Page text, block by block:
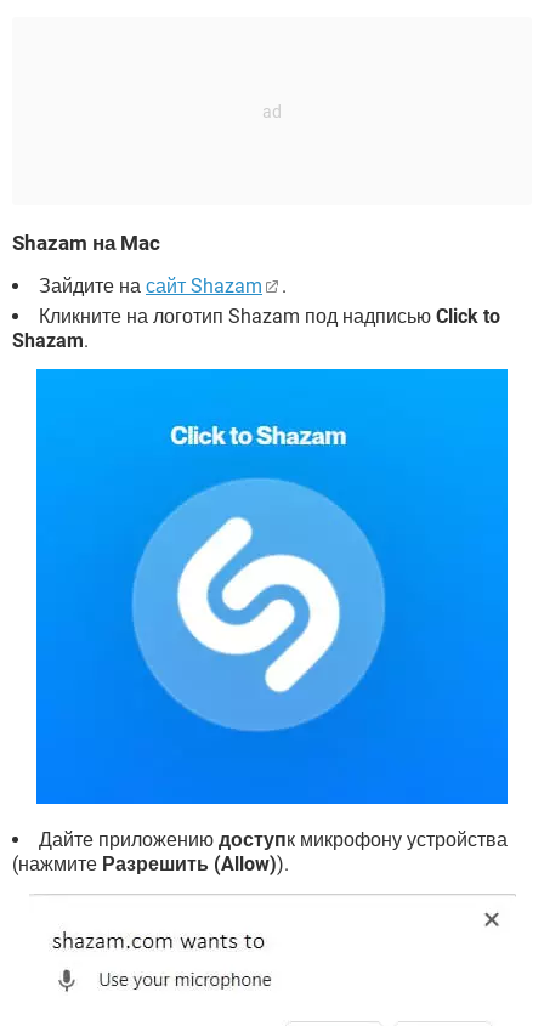
Shazam на Mac
Зайдите на сайт Shazam
.
Кликните на логотип Shazam под надписью Click to
Shazam.
Дайте приложению доступк микрофону устройства
(нажмите Разрешить (Allow)).